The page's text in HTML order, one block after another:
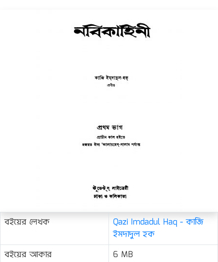
বইয়ের লেখক
Qazi Imdadul Haq - কাজি
ইমদাদুল হক
বইয়ের আকার
6 MB